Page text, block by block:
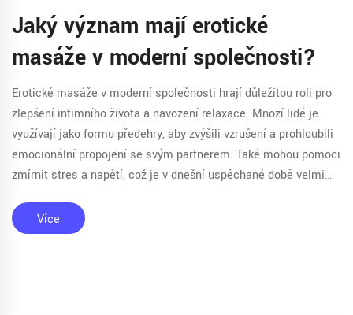
Jaký význam mají erotické
masáže v moderní společnosti?
Erotické masáže v moderní společnosti hrají důležitou roli pro
zlepšení intimního života a navození relaxace. Mnozí lidé je
využívají jako formu předehry, aby zvýšili vzrušení a prohloubili
emocionální propojení se svým partnerem. Také mohou pomoci
zmírnit stres a napětí, což je v dnešní uspěchané době velmi
některé kontroverze, zejména pokud jde o jejich využití v rámci
sexuálního průmyslu. Přesto je jejich přítomnost v naší
Více